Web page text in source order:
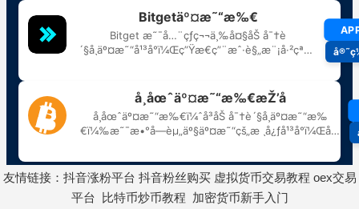
友情链接： 抖音涨粉平台 抖音粉丝购买 虚拟货币交易教程 oex交易
平台
比特币炒币教程 加密货币新手入门